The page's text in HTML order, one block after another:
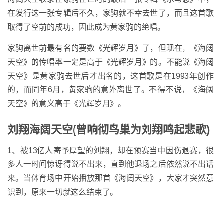
在发行这一张专辑后不久，家驹就不幸去世了，而且这首歌
取得了空前的成功，因此成为黄家驹的绝唱。
家驹离世前最有名的要数《光辉岁月》了，但现在，《海阔
天空》的传唱率一定是高于《光辉岁月》的。不能说《海阔
天空》是黄家驹去世后才出名的，这首歌是在1993年创作
的，而同年6月，黄家驹的意外离世了。不得不说，《海阔
天空》的意义高于《光辉岁月》。
刘翔海阔天空(曾响彻鸟巢为刘翔鸣起悲歌)
1、被13亿人寄予厚望的刘翔，却在预赛当中因伤退赛，很
多人一时间惊讶得说不出来，直到他退场之后依然说不出话
来。当体育场中开始播放那首《海阔天空》，大家才突然意
识到，原来一切就这么结束了。